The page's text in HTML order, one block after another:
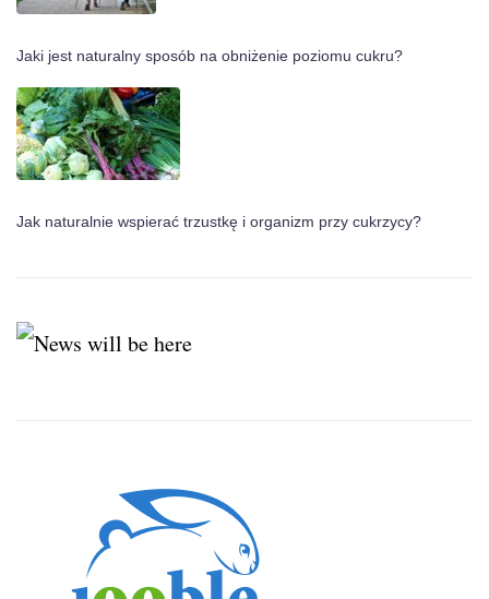
Jaki jest naturalny sposób na obniżenie poziomu cukru?
Jak naturalnie wspierać trzustkę i organizm przy cukrzycy?